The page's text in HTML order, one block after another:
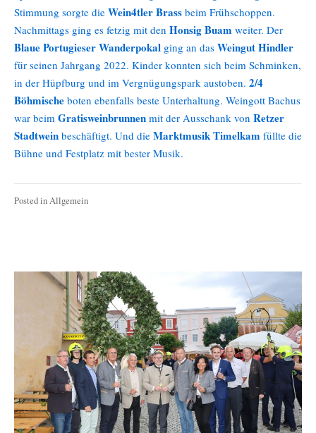
Stimmung sorgte die Wein4tler Brass beim Frühschoppen.
Nachmittags ging es fetzig mit den Honsig Buam weiter. Der
Blaue Portugieser Wanderpokal ging an das Weingut Hindler
für seinen Jahrgang 2022. Kinder konnten sich beim Schminken,
in der Hüpfburg und im Vergnügungspark austoben. 2/4
Böhmische boten ebenfalls beste Unterhaltung. Weingott Bachus
war beim Gratisweinbrunnen mit der Ausschank von Retzer
Stadtwein beschäftigt. Und die Marktmusik Timelkam füllte die
Bühne und Festplatz mit bester Musik.
Posted inAllgemein